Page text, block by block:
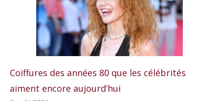
Coiffures des années 80 que les célébrités
aiment encore aujourd’hui